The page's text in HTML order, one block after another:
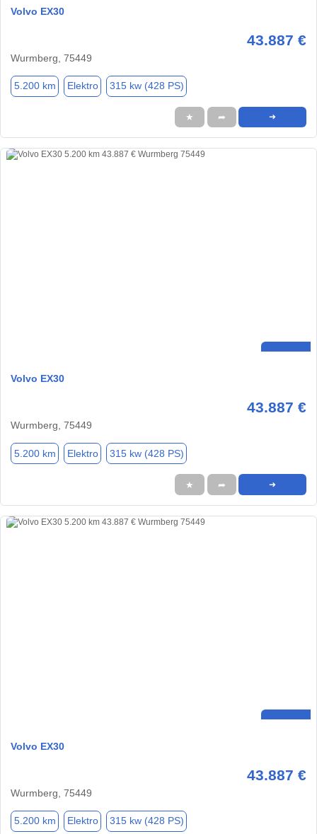
Volvo EX30
43.887 €
Wurmberg, 75449
5.200 km Elektro 315 kw (428 PS)
★ ➦ ➜
Volvo EX30
43.887 €
Wurmberg, 75449
5.200 km Elektro 315 kw (428 PS)
★ ➦ ➜
Volvo EX30
43.887 €
Wurmberg, 75449
5.200 km Elektro 315 kw (428 PS)